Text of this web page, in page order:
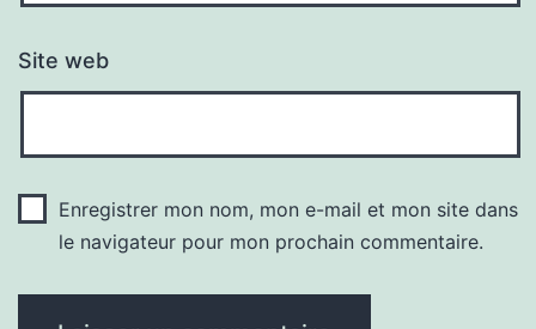
Site web
Enregistrer mon nom, mon e-mail et mon site dans
le navigateur pour mon prochain commentaire.